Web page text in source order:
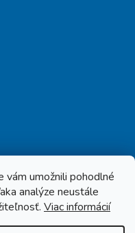
vám umožnili pohodlné
analýze neustále
Viac informácií
Všetky práva vyhradené.